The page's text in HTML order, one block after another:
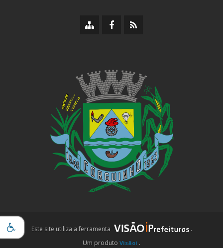
MapaFacebook
RSS
Este site utiliza a ferramenta
.
Um produto Visãoi .